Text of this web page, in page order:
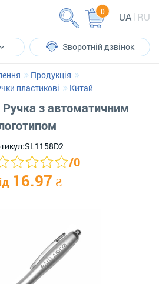
UA RU
0
Зворотній дзвінок
Продукція
пластикові Китай
з автоматичним
SL1158D2
/0
16.97 ₴